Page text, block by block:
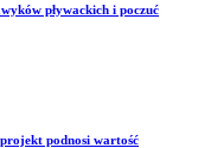
pływackich i poczuć
podnosi wartość